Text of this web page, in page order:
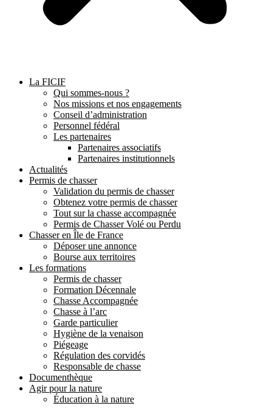
La FICIF
Qui sommes-nous ?
Nos missions et nos engagements
Conseil d’administration
Personnel fédéral
Les partenaires
Partenaires associatifs
Partenaires institutionnels
Actualités
Permis de chasser
Validation du permis de chasser
Obtenez votre permis de chasser
Tout sur la chasse accompagnée
Permis de Chasser Volé ou Perdu
Chasser en Île de France
Déposer une annonce
Bourse aux territoires
Les formations
Permis de chasser
Formation Décennale
Chasse Accompagnée
Chasse à l’arc
Garde particulier
Hygiène de la venaison
Piégeage
Régulation des corvidés
Responsable de chasse
Documenthèque
Agir pour la nature
Éducation à la nature